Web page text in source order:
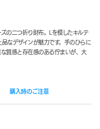
の二つ折り財布。Lを模したキルテ
なデザインが魅力です。手のひらに
質感と存在感のある佇まいが、大
購入時のご注意